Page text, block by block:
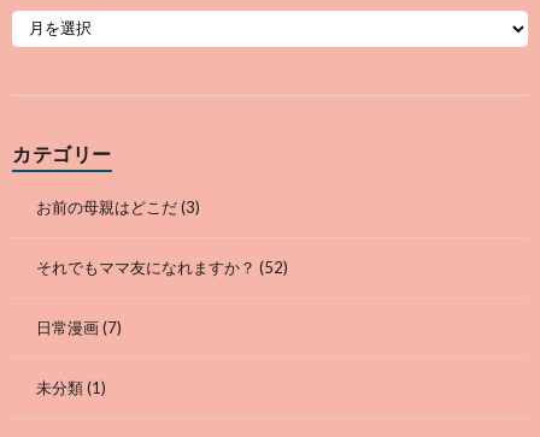
カテゴリー
お前の母親はどこだ(3)
それでもママ友になれますか？ (52)
日常漫画(7)
未分類(1)